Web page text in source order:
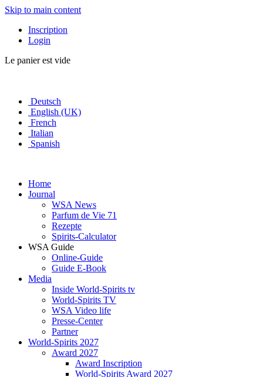
Skip to main content
Inscription
Login
Le panier est vide
Deutsch
English (UK)
French
Italian
Spanish
Home
Journal
WSA News
Parfum de Vie 71
Rezepte
Spirits-Calculator
WSA Guide
Online-Guide
Guide E-Book
Media
Inside World-Spirits tv
World-Spirits TV
WSA Video life
Presse-Center
Partner
World-Spirits 2027
Award 2027
Award Inscription
World-Spirits Award 2027